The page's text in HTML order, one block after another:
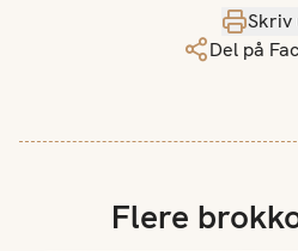
Skriv
Del på
Flere